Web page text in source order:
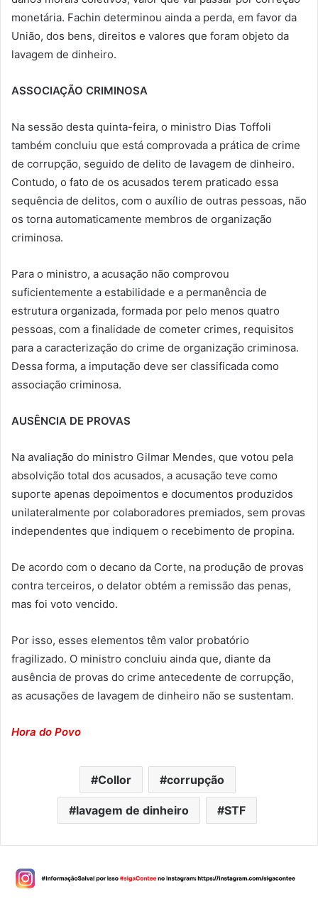
monetária. Fachin determinou ainda a perda, em favor da
União, dos bens, direitos e valores que foram objeto da
lavagem de dinheiro.
ASSOCIAÇÃO CRIMINOSA
Na sessão desta quinta-feira, o ministro Dias Toffoli
também concluiu que está comprovada a prática de crime
de corrupção, seguido de delito de lavagem de dinheiro.
Contudo, o fato de os acusados terem praticado essa
sequência de delitos, com o auxílio de outras pessoas, não
os torna automaticamente membros de organização
criminosa.
Para o ministro, a acusação não comprovou
suficientemente a estabilidade e a permanência de
estrutura organizada, formada por pelo menos quatro
pessoas, com a finalidade de cometer crimes, requisitos
para a caracterização do crime de organização criminosa.
Dessa forma, a imputação deve ser classificada como
associação criminosa.
AUSÊNCIA DE PROVAS
Na avaliação do ministro Gilmar Mendes, que votou pela
absolvição total dos acusados, a acusação teve como
suporte apenas depoimentos e documentos produzidos
unilateralmente por colaboradores premiados, sem provas
independentes que indiquem o recebimento de propina.
De acordo com o decano da Corte, na produção de provas
contra terceiros, o delator obtém a remissão das penas,
mas foi voto vencido.
Por isso, esses elementos têm valor probatório
fragilizado. O ministro concluiu ainda que, diante da
ausência de provas do crime antecedente de corrupção,
as acusações de lavagem de dinheiro não se sustentam.
Hora do Povo
Collor corrupção
lavagem de dinheiro STF